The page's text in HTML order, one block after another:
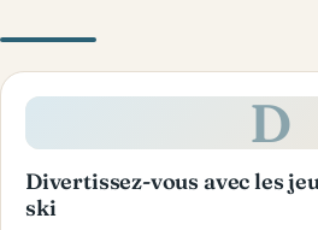
D
Divertissez-vous avec les
ski